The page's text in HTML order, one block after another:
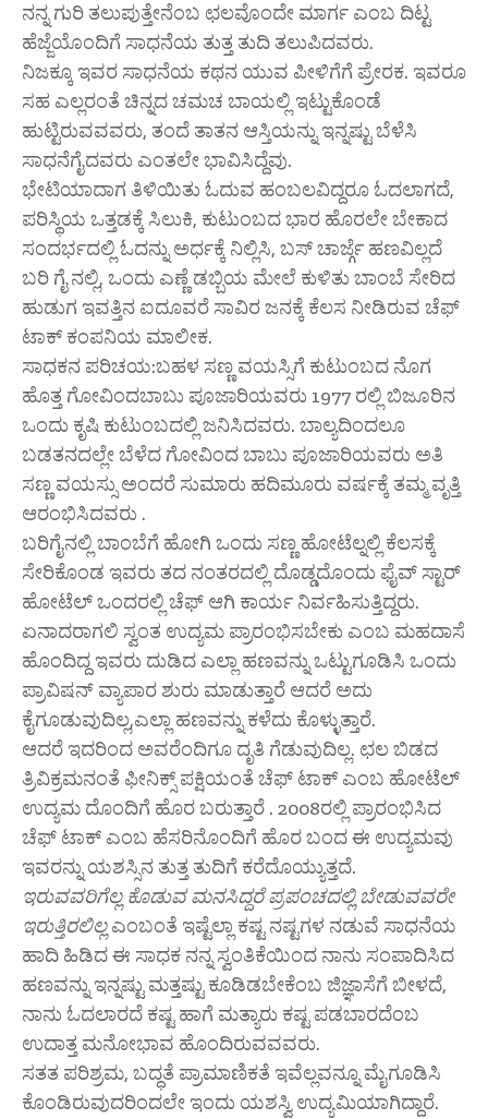
ನನ್ನ ಗುರಿ ತಲುಪುತ್ತೇನೆಂಬ ಛಲವೊಂದೇ ಮಾರ್ಗ ಎಂಬ ದಿಟ್ಟ
ಹೆಜ್ಜೆಯೊಂದಿಗೆ ಸಾಧನೆಯ ತುತ್ತ ತುದಿ ತಲುಪಿದವರು.
ನಿಜಕ್ಕೂ ಇವರ ಸಾಧನೆಯ ಕಥನ ಯುವ ಪೀಳಿಗೆಗೆ ಪ್ರೇರಕ. ಇವರೂ
ಸಹ ಎಲ್ಲರಂತೆ ಚಿನ್ನದ ಚಮಚ ಬಾಯಲ್ಲಿ ಇಟ್ಟುಕೊಂಡೆ
ಹುಟ್ಟಿರುವವವರು, ತಂದೆ ತಾತನ ಆಸ್ತಿಯನ್ನು ಇನ್ನಷ್ಟು ಬೆಳೆಸಿ
ಸಾಧನೆಗೈದವರು ಎಂತಲೇ ಭಾವಿಸಿದ್ದೆವು.
ಭೇಟಿಯಾದಾಗ ತಿಳಿಯಿತು ಓದುವ ಹಂಬಲವಿದ್ದರೂ ಓದಲಾಗದೆ,
ಪರಿಸ್ಥಿಯ ಒತ್ತಡಕ್ಕೆ ಸಿಲುಕಿ, ಕುಟುಂಬದ ಭಾರ ಹೊರಲೇ ಬೇಕಾದ
ಸಂದರ್ಭದಲ್ಲಿ ಓದನ್ನು ಅರ್ಧಕ್ಕೆ ನಿಲ್ಲಿಸಿ, ಬಸ್ ಚಾರ್ಜ್ಗೆ ಹಣವಿಲ್ಲದೆ
ಬರಿ ಗೈ ನಲ್ಲಿ, ಒಂದು ಎಣ್ಣೆ ಡಬ್ಬಿಯ ಮೇಲೆ ಕುಳಿತು ಬಾಂಬೆ ಸೇರಿದ
ಹುಡುಗ ಇವತ್ತಿನ ಐದೂವರೆ ಸಾವಿರ ಜನಕ್ಕೆ ಕೆಲಸ ನೀಡಿರುವ ಚೆಫ್
ಟಾಕ್ ಕಂಪನಿಯ ಮಾಲೀಕ.
ಸಾಧಕನ ಪರಿಚಯ:ಬಹಳ ಸಣ್ಣ ವಯಸ್ಸಿಗೆ ಕುಟುಂಬದ ನೊಗ
ಹೊತ್ತ ಗೋವಿಂದಬಾಬು ಪೂಜಾರಿಯವರು 1977 ರಲ್ಲಿ ಬಿಜೂರಿನ
ಒಂದು ಕೃಷಿ ಕುಟುಂಬದಲ್ಲಿ ಜನಿಸಿದವರು. ಬಾಲ್ಯದಿಂದಲೂ
ಬಡತನದಲ್ಲೇ ಬೆಳೆದ ಗೋವಿಂದ ಬಾಬು ಪೂಜಾರಿಯವರು ಅತಿ
ಸಣ್ಣ ವಯಸ್ಸು ಅಂದರೆ ಸುಮಾರು ಹದಿಮೂರು ವರ್ಷಕ್ಕೆ ತಮ್ಮ ವೃತ್ತಿ
ಆರಂಭಿಸಿದವರು .
ಬರಿಗೈನಲ್ಲಿ ಬಾಂಬೆಗೆ ಹೋಗಿ ಒಂದು ಸಣ್ಣ ಹೋಟೆಲ್ನಲ್ಲಿ ಕೆಲಸಕ್ಕೆ
ಸೇರಿಕೊಂಡ ಇವರು ತದ ನಂತರದಲ್ಲಿ ದೊಡ್ಡದೊಂದು ಫೈವ್ ಸ್ಟಾರ್
ಹೋಟೆಲ್ ಒಂದರಲ್ಲಿ ಚೆಫ್ ಆಗಿ ಕಾರ್ಯ ನಿರ್ವಹಿಸುತ್ತಿದ್ದರು.
ಏನಾದರಾಗಲಿ ಸ್ವಂತ ಉದ್ಯಮ ಪ್ರಾರಂಭಿಸಬೇಕು ಎಂಬ ಮಹದಾಸೆ
ಹೊಂದಿದ್ದ ಇವರು ದುಡಿದ ಎಲ್ಲಾ ಹಣವನ್ನು ಒಟ್ಟುಗೂಡಿಸಿ ಒಂದು
ಪ್ರಾವಿಷನ್ ವ್ಯಾಪಾರ ಶುರು ಮಾಡುತ್ತಾರೆ ಆದರೆ ಅದು
ಕೈಗೂಡುವುದಿಲ್ಲ,ಎಲ್ಲಾ ಹಣವನ್ನು ಕಳೆದು ಕೊಳ್ಳುತ್ತಾರೆ.
ಆದರೆ ಇದರಿಂದ ಅವರೆಂದಿಗೂ ದೃತಿ ಗೆಡುವುದಿಲ್ಲ. ಛಲ ಬಿಡದ
ತ್ರಿವಿಕ್ರಮನಂತೆ ಫೀನಿಕ್ಸ್ ಪಕ್ಷಿಯಂತೆ ಚೆಫ್ ಟಾಕ್ ಎಂಬ ಹೋಟೆಲ್
ಉದ್ಯಮ ದೊಂದಿಗೆ ಹೊರ ಬರುತ್ತಾರೆ . 2008ರಲ್ಲಿ ಪ್ರಾರಂಭಿಸಿದ
ಚೆಫ್ ಟಾಕ್ ಎಂಬ ಹೆಸರಿನೊಂದಿಗೆ ಹೊರ ಬಂದ ಈ ಉದ್ಯಮವು
ಇವರನ್ನು ಯಶಸ್ಸಿನ ತುತ್ತ ತುದಿಗೆ ಕರೆದೊಯ್ಯುತ್ತದೆ.
ಇರುವವರಿಗೆಲ್ಲ ಕೊಡುವ ಮನಸಿದ್ದರೆ ಪ್ರಪಂಚದಲ್ಲಿ ಬೇಡುವವರೇ
ಇರುತ್ತಿರಲಿಲ್ಲಎಂಬಂತೆ ಇಷ್ಟೆಲ್ಲಾ ಕಷ್ಟ ನಷ್ಟಗಳ ನಡುವೆ ಸಾಧನೆಯ
ಹಾದಿ ಹಿಡಿದ ಈ ಸಾಧಕ ನನ್ನ ಸ್ವಂತಿಕೆಯಿಂದ ನಾನು ಸಂಪಾದಿಸಿದ
ಹಣವನ್ನು ಇನ್ನಷ್ಟು ಮತ್ತಷ್ಟು ಕೂಡಿಡಬೇಕೆಂಬ ಜಿಜ್ಞಾಸೆಗೆ ಬೀಳದೆ,
ನಾನು ಓದಲಾರದೆ ಕಷ್ಟ ಹಾಗೆ ಮತ್ಯಾರು ಕಷ್ಟ ಪಡಬಾರದೆಂಬ
ಉದಾತ್ತ ಮನೋಭಾವ ಹೊಂದಿರುವವವರು.
ಸತತ ಪರಿಶ್ರಮ, ಬದ್ಧತೆ ಪ್ರಾಮಾಣಿಕತೆ ಇವೆಲ್ಲವನ್ನೂ ಮೈಗೂಡಿಸಿ
ಕೊಂಡಿರುವುದರಿಂದಲೇ ಇಂದು ಯಶಸ್ವಿ ಉದ್ಯಮಿಯಾಗಿದ್ದಾರೆ.